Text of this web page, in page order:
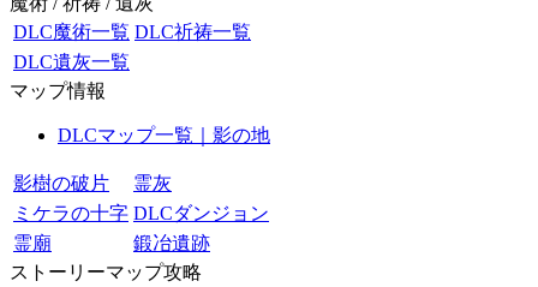
DLC魔術一覧 DLC祈祷一覧
DLC遺灰一覧
マップ情報
DLCマップ一覧｜影の地
影樹の破片
霊灰
ミケラの十字 DLCダンジョン
霊廟
鍛冶遺跡
ストーリーマップ攻略